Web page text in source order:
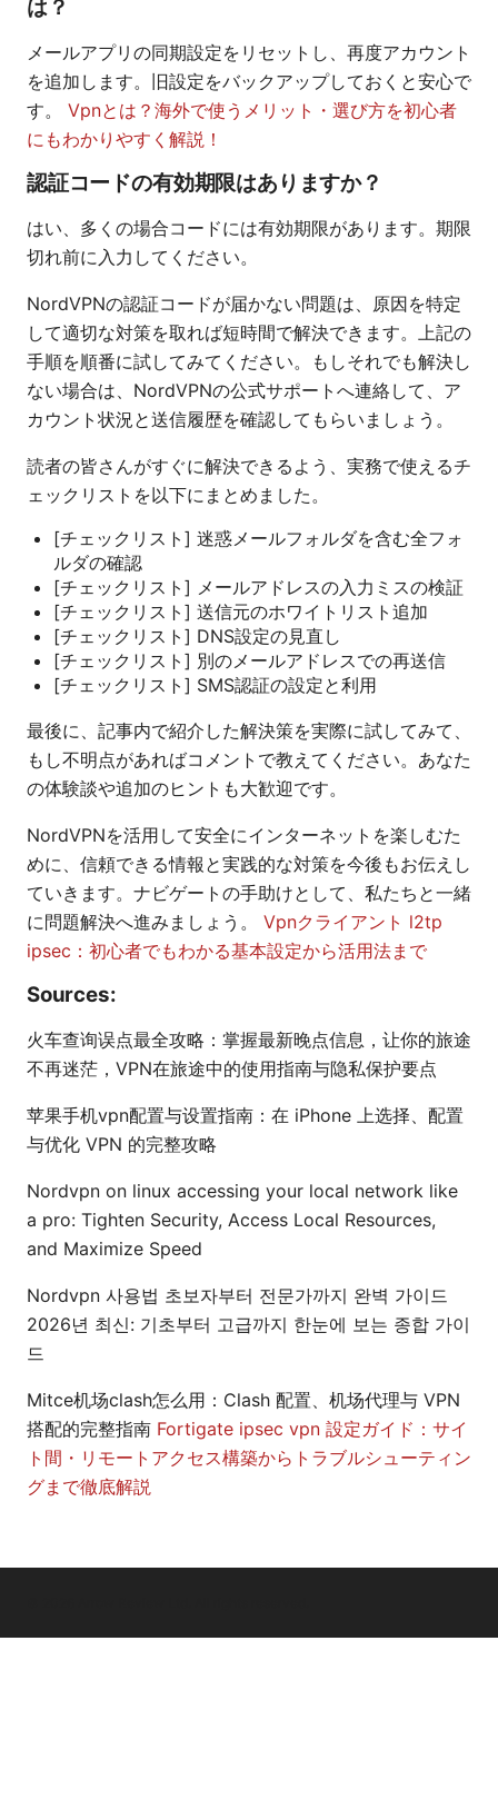
は？
メールアプリの同期設定をリセットし、再度アカウント
を追加します。旧設定をバックアップしておくと安心で
す。 Vpnとは？海外で使うメリット・選び方を初心者
にもわかりやすく解説！
認証コードの有効期限はありますか？
はい、多くの場合コードには有効期限があります。期限
切れ前に入力してください。
NordVPNの認証コードが届かない問題は、原因を特定
して適切な対策を取れば短時間で解決できます。上記の
手順を順番に試してみてください。もしそれでも解決し
ない場合は、NordVPNの公式サポートへ連絡して、ア
カウント状況と送信履歴を確認してもらいましょう。
読者の皆さんがすぐに解決できるよう、実務で使えるチ
ェックリストを以下にまとめました。
[チェックリスト] 迷惑メールフォルダを含む全フォ
ルダの確認
[チェックリスト] メールアドレスの入力ミスの検証
[チェックリスト] 送信元のホワイトリスト追加
[チェックリスト] DNS設定の見直し
[チェックリスト] 別のメールアドレスでの再送信
[チェックリスト] SMS認証の設定と利用
最後に、記事内で紹介した解決策を実際に試してみて、
もし不明点があればコメントで教えてください。あなた
の体験談や追加のヒントも大歓迎です。
NordVPNを活用して安全にインターネットを楽しむた
めに、信頼できる情報と実践的な対策を今後もお伝えし
ていきます。ナビゲートの手助けとして、私たちと一緒
に問題解決へ進みましょう。 Vpnクライアント l2tp
ipsec：初心者でもわかる基本設定から活用法まで
Sources:
火车查询误点最全攻略：掌握最新晚点信息，让你的旅途
不再迷茫，VPN在旅途中的使用指南与隐私保护要点
苹果手机vpn配置与设置指南：在 iPhone 上选择、配置
与优化 VPN 的完整攻略
Nordvpn on linux accessing your local network like
a pro: Tighten Security, Access Local Resources,
and Maximize Speed
Nordvpn 사용법 초보자부터 전문가까지 완벽 가이드
2026년 최신: 기초부터 고급까지 한눈에 보는 종합 가이
드
Mitce机场clash怎么用：Clash 配置、机场代理与 VPN
搭配的完整指南 Fortigate ipsec vpn 設定ガイド：サイ
ト間・リモートアクセス構築からトラブルシューティン
グまで徹底解説